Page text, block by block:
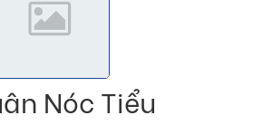
Nóc Tiểu